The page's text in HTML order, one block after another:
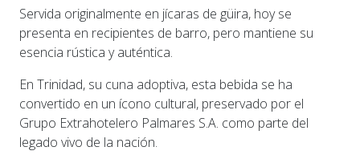
Servida originalmente en jícaras de güira, hoy se
presenta en recipientes de barro, pero mantiene su
esencia rústica y auténtica.
En Trinidad, su cuna adoptiva, esta bebida se ha
convertido en un ícono cultural, preservado por el
Grupo Extrahotelero Palmares S.A. como parte del
legado vivo de la nación.